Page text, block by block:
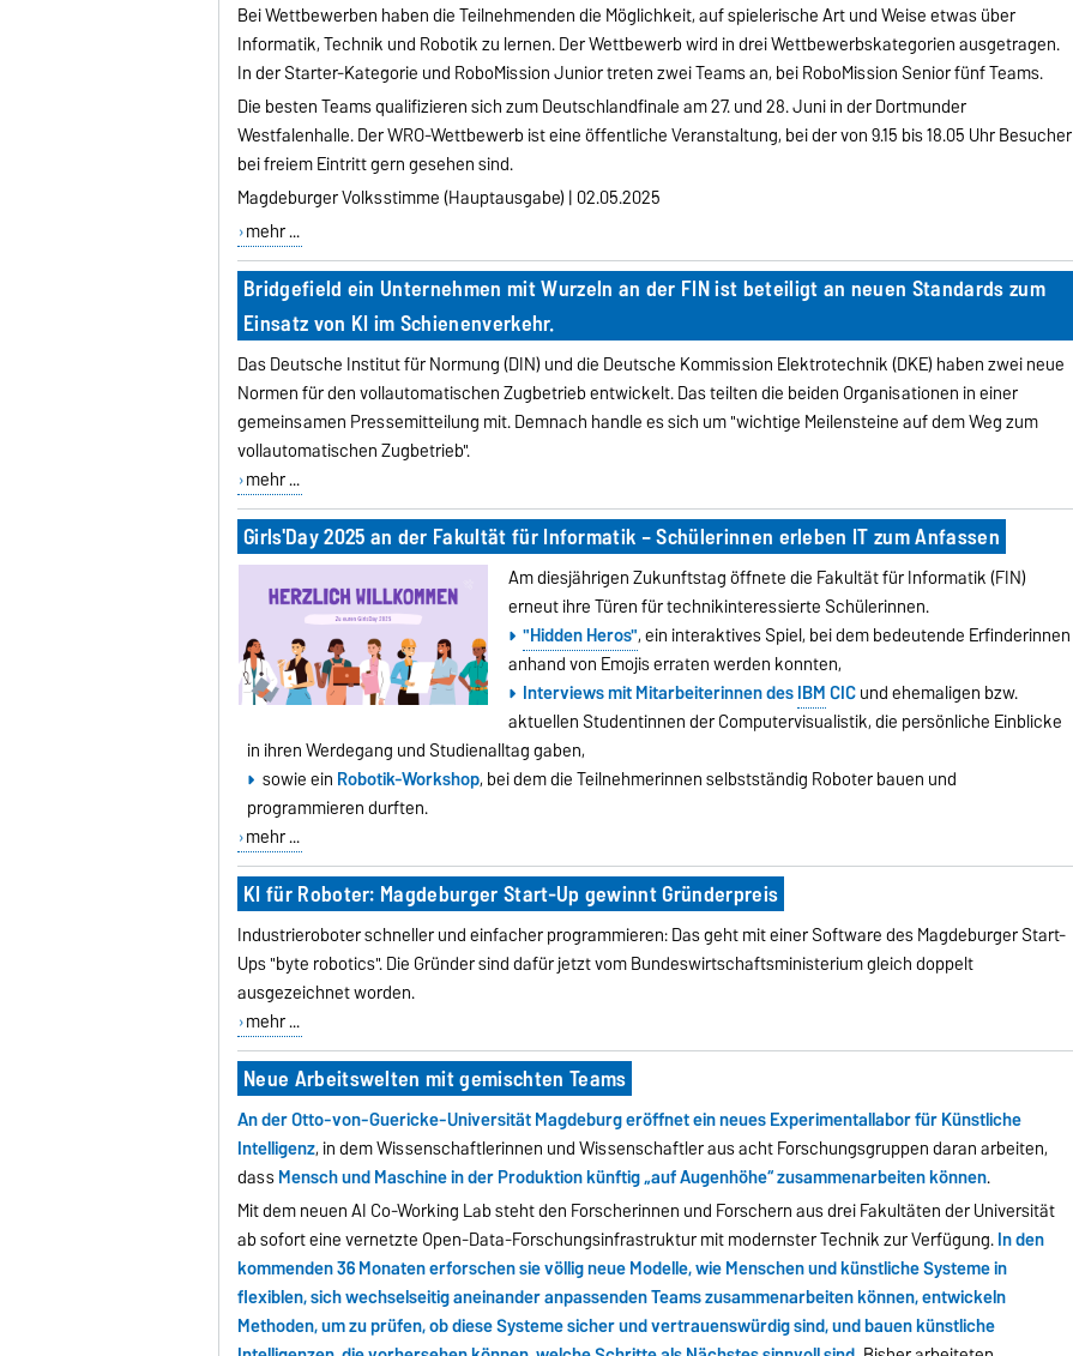
Bei Wettbewerben haben die Teilnehmenden die Möglichkeit, auf spielerische Art und Weise etwas über
Informatik, Technik und Robotik zu lernen. Der Wettbewerb wird in drei Wettbewerbskategorien ausgetragen.
In der Starter-Kategorie und RoboMission Junior treten zwei Teams an, bei RoboMission Senior fünf Teams.
Die besten Teams qualifizieren sich zum Deutschlandfinale am 27. und 28. Juni in der Dortmunder
Westfalenhalle. Der WRO-Wettbewerb ist eine öffentliche Veranstaltung, bei der von 9.15 bis 18.05 Uhr Besucher
bei freiem Eintritt gern gesehen sind.
Magdeburger Volksstimme (Hauptausgabe) | 02.05.2025
mehr ...
Bridgefield ein Unternehmen mit Wurzeln an der FIN ist beteiligt an neuen Standards zum
Einsatz von KI im Schienenverkehr.
Das Deutsche Institut für Normung (DIN) und die Deutsche Kommission Elektrotechnik (DKE) haben zwei neue
Normen für den vollautomatischen Zugbetrieb entwickelt. Das teilten die beiden Organisationen in einer
gemeinsamen Pressemitteilung mit. Demnach handle es sich um "wichtige Meilensteine auf dem Weg zum
vollautomatischen Zugbetrieb".
mehr ...
Girls'Day 2025 an der Fakultät für Informatik – Schülerinnen erleben IT zum Anfassen
Am diesjährigen Zukunftstag öffnete die Fakultät für Informatik (FIN)
erneut ihre Türen für technikinteressierte Schülerinnen.
"Hidden Heros", ein interaktives Spiel, bei dem bedeutende Erfinderinnen
anhand von Emojis erraten werden konnten,
Interviews mit Mitarbeiterinnen desIBMCICund ehemaligen bzw.
aktuellen Studentinnen der Computervisualistik, die persönliche Einblicke
in ihren Werdegang und Studienalltag gaben,
sowie ein Robotik-Workshop, bei dem die Teilnehmerinnen selbstständig Roboter bauen und
programmieren durften.
mehr ...
KI für Roboter: Magdeburger Start-Up gewinnt Gründerpreis
Industrieroboter schneller und einfacher programmieren: Das geht mit einer Software des Magdeburger Start-
Ups "byte robotics". Die Gründer sind dafür jetzt vom Bundeswirtschaftsministerium gleich doppelt
ausgezeichnet worden.
mehr ...
Neue Arbeitswelten mit gemischten Teams
An der Otto-von-Guericke-Universität Magdeburg eröffnet ein neues Experimentallabor für Künstliche
Intelligenz, in dem Wissenschaftlerinnen und Wissenschaftler aus acht Forschungsgruppen daran arbeiten,
dassMensch und Maschine in der Produktion künftig „auf Augenhöhe“ zusammenarbeiten können.
Mit dem neuen AI Co-Working Lab steht den Forscherinnen und Forschern aus drei Fakultäten der Universität
ab sofort eine vernetzte Open-Data-Forschungsinfrastruktur mit modernster Technik zur Verfügung.In den
kommenden 36 Monaten erforschen sie völlig neue Modelle, wie Menschen und künstliche Systeme in
flexiblen, sich wechselseitig aneinander anpassenden Teams zusammenarbeiten können, entwickeln
Methoden, um zu prüfen, ob diese Systeme sicher und vertrauenswürdig sind, und bauen künstliche